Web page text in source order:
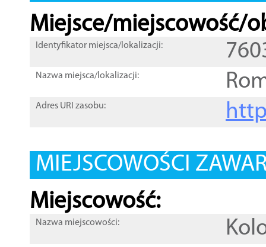
Miejsce/miejscowość/
Identyfikator miejsca/lokalizacji:
Nazwa miejsca/lokalizacji:
Adres URI zasobu:
MIEJSCOWOŚCI
Miejscowość:
Nazwa miejscowości: